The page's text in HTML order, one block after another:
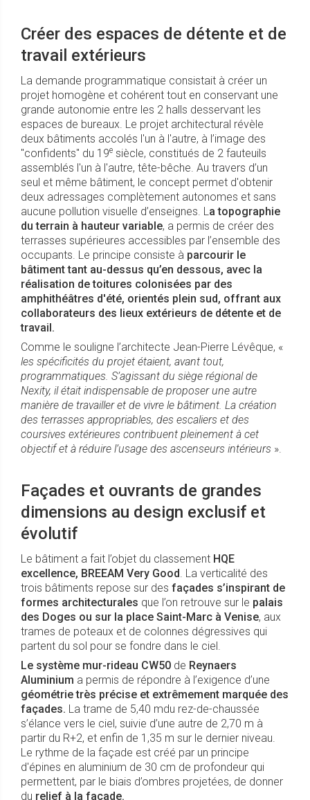
Créer des espaces de détente et de
travail extérieurs
La demande programmatique consistait à créer un
projet homogène et cohérent tout en conservant une
grande autonomie entre les 2 halls desservant les
espaces de bureaux. Le projet architectural révèle
deux bâtiments accolés l'un à l'autre, à l’image des
"confidents" du 19e siècle, constitués de 2 fauteuils
assemblés l'un à l'autre, tête-bêche. Au travers d’un
seul et même bâtiment, le concept permet d'obtenir
deux adressages complètement autonomes et sans
aucune pollution visuelle d’enseignes. La topographie
du terrain à hauteur variable, a permis de créer des
terrasses supérieures accessibles par l’ensemble des
occupants. Le principe consiste à parcourir le
bâtiment tant au-dessus qu’en dessous, avec la
réalisation de toitures colonisées par des
amphithéâtres d'été, orientés plein sud, offrant aux
collaborateurs des lieux extérieurs de détente et de
travail.
Comme le souligne l’architecte Jean-Pierre Lévêque, «
les spécificités du projet étaient, avant tout,
programmatiques. S’agissant du siège régional de
Nexity, il était indispensable de proposer une autre
manière de travailler et de vivre le bâtiment. La création
des terrasses appropriables, des escaliers et des
coursives extérieures contribuent pleinement à cet
objectif et à réduire l’usage des ascenseurs intérieurs ».
Façades et ouvrants de grandes
dimensions au design exclusif et
évolutif
Le bâtiment a fait l’objet du classement HQE
excellence, BREEAM Very Good. La verticalité des
trois bâtiments repose sur des façades s’inspirant de
formes architecturales que l’on retrouve sur le palais
des Doges ou sur la place Saint-Marc à Venise, aux
trames de poteaux et de colonnes dégressives qui
partent du sol pour se fondre dans le ciel.
Le système mur-rideau CW50 de Reynaers
Aluminium a permis de répondre à l’exigence d’une
géométrie très précise et extrêmement marquée des
façades. La trame de 5,40 mdu rez-de-chaussée
s’élance vers le ciel, suivie d’une autre de 2,70 m à
partir du R+2, et enfin de 1,35 m sur le dernier niveau.
Le rythme de la façade est créé par un principe
d'épines en aluminium de 30 cm de profondeur qui
permettent, par le biais d’ombres projetées, de donner
du relief à la façade.